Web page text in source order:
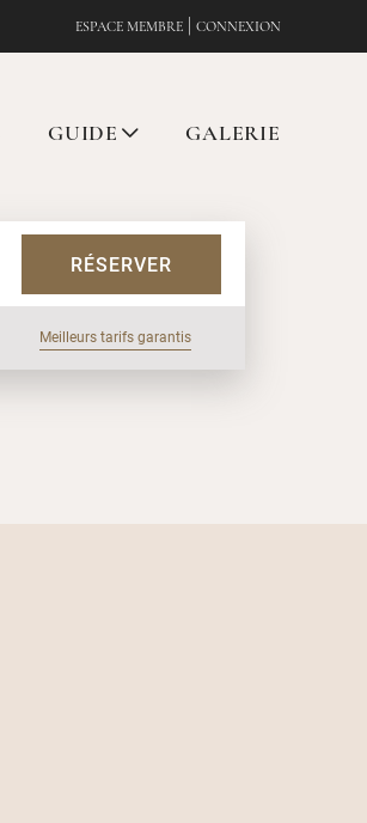
ESPACE MEMBRE CONNEXION
GUIDE GALERIE
RÉSERVER
Meilleurs tarifs garantis